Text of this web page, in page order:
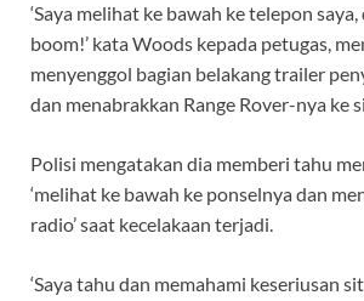
‘Saya melihat ke bawah ke telepon
boom!’ kata Woods kepada petugas,
menyenggol bagian belakang trailer
dan menabrakkan Range Rover-nya ke
Polisi mengatakan dia memberi tahu
‘melihat ke bawah ke ponselnya dan
radio’ saat kecelakaan terjadi.
‘Saya tahu dan memahami keseriusan